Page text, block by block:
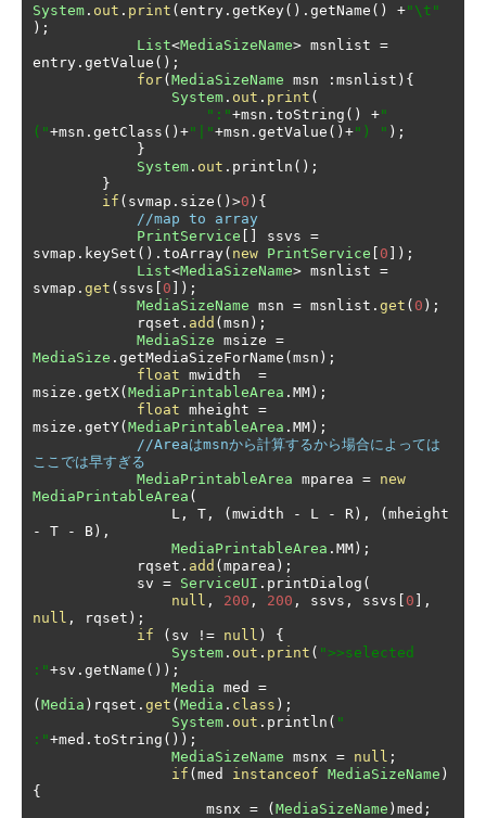
System . out . print (entry . getKey(). getName () +"\t"
);
List<MediaSizeName> msnlist =
entry . getValue ();
for(MediaSizeName msn : msnlist ){
System . out . print (
":"+msn . toString () +"
("+msn . getClass ()+"|"+msn . getValue ()+") " );
}
System . out . println ();
}
if ( svmap . size ()>0 ){
//map to array
PrintService [] ssvs =
svmap . keySet (). toArray( new PrintService [ 0 ]);
List<MediaSizeName> msnlist =
svmap . get ( ssvs [ 0 ]);
MediaSizeName msn = msnlist . get ( 0 );
            rqset
. add (msn );
MediaSize msize =
MediaSize . getMediaSizeForName (msn );
float mwidth =
msize . getX(MediaPrintableArea . MM);
float mheight =
msize . getY(MediaPrintableArea . MM);
//Areaはmsnから計算するから場合によっては
ここでは早すぎる
MediaPrintableArea mparea = new
MediaPrintableArea (
                L
, T , (mwidth - L - R ), (
-
T - B),
MediaPrintableArea . MM);
            rqset
. add (mparea );
            sv
= ServiceUI . printDialog (
null , 200 , 200 , ssvs , ssvs [ 0 ],
null , rqset );
if
( sv != null )
{
System . out . print ( ">>selected
:"+sv . getName ());
Media med =
(Media ) rqset . get (Media . class );
System . out . println ( "
:"+med . toString ());
MediaSizeName msnx = null ;
if (med instanceof MediaSizeName )
{
                    msnx
= (MediaSizeName ) med ;